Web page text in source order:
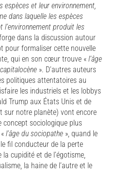
espèces et leur environnement,
dans laquelle les espèces
l’environnement produit les
dans la discussion autour
pour formaliser cette nouvelle
qui en son cœur trouve « l’âge
capitalocène ». D’autres auteurs
politiques attentatoires au
les industriels et les lobbys
Trump aux États Unis et de
sur notre planète) vont encore
concept sociologique plus
l’âge du sociopathe », quand le
fil conducteur de la perte
cupidité et de l’égotisme,
la haine de l’autre et le